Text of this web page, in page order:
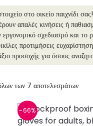
στο οικείο παιχνίδι
απαλές κινήσεις ή
σχεδιασμό και το
προτιμήσεις
προσοχής για όσους
των 7 αποτελεσμάτων
-66%